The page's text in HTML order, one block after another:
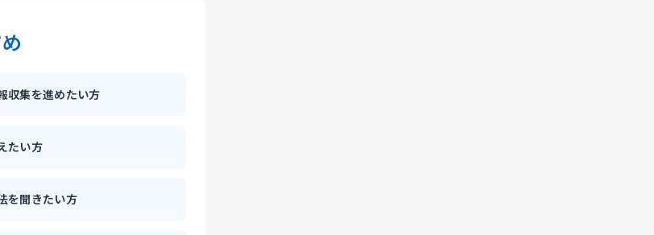
収集を進めたい方
たい方
を聞きたい方